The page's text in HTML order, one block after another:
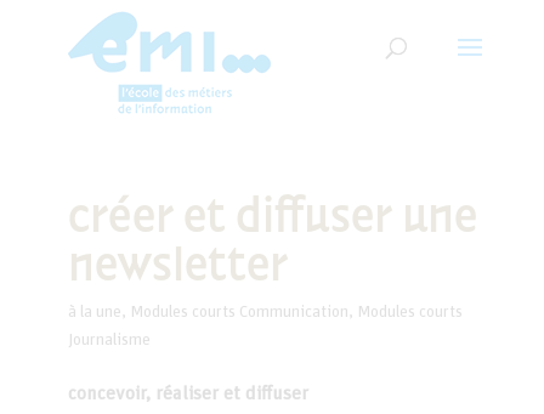
créer et diffuser une
newsletter
à la une , Modules courts Communication , Modules courts
Journalisme
concevoir, réaliser et diffuser